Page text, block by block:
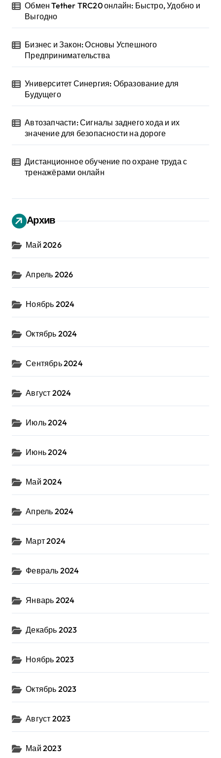
Обмен Tether TRC20 онлайн: Быстро, Удобно и
Выгодно
Бизнес и Закон: Основы Успешного
Предпринимательства
Университет Синергия: Образование для
Будущего
Автозапчасти: Сигналы заднего хода и их
значение для безопасности на дороге
Дистанционное обучение по охране труда с
тренажёрами онлайн
Архив
Май 2026
Апрель 2026
Ноябрь 2024
Октябрь 2024
Сентябрь 2024
Август 2024
Июль 2024
Июнь 2024
Май 2024
Апрель 2024
Март 2024
Февраль 2024
Январь 2024
Декабрь 2023
Ноябрь 2023
Октябрь 2023
Август 2023
Май 2023